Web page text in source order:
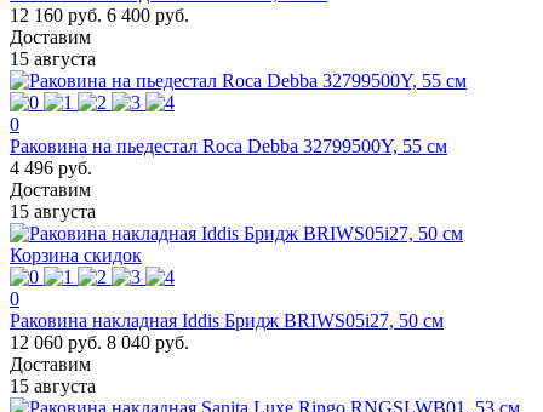
12 160 руб. 6 400 руб.
Доставим
15 августа
0
Раковина на пьедестал Roca Debba 32799500Y, 55 см
4 496 руб.
Доставим
15 августа
Корзина скидок
0
Раковина накладная Iddis Бридж BRIWS05i27, 50 см
12 060 руб. 8 040 руб.
Доставим
15 августа